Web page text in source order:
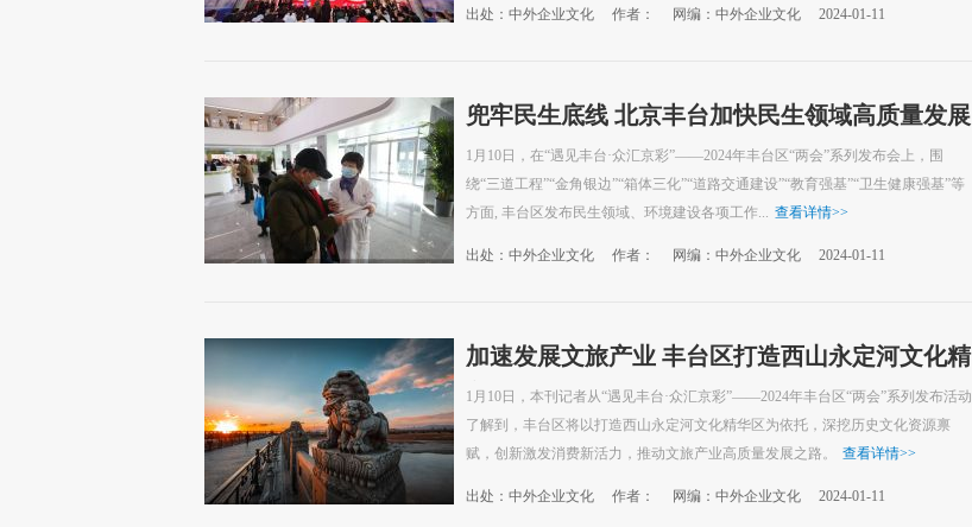
出处：中外企业文化 作者： 网编：中外企业文化 2024-01-11
兜牢民生底线 北京丰台加快民生领域高质量发展
1月10日，在“遇见丰台·众汇京彩”——2024年丰台区“两会”系列发布会上，围
绕“三道工程”“金角银边”“箱体三化”“道路交通建设”“教育强基”“卫生健康强基”等
方面, 丰台区发布民生领域、环境建设各项工作...
查看详情>>
出处：中外企业文化 作者： 网编：中外企业文化 2024-01-11
加速发展文旅产业 丰台区打造西山永定河文化精
华区
1月10日，本刊记者从“遇见丰台·众汇京彩”——2024年丰台区“两会”系列发布活动
了解到，丰台区将以打造西山永定河文化精华区为依托，深挖历史文化资源禀
赋，创新激发消费新活力，推动文旅产业高质量发展之路。
查看详情>>
出处：中外企业文化 作者： 网编：中外企业文化 2024-01-11